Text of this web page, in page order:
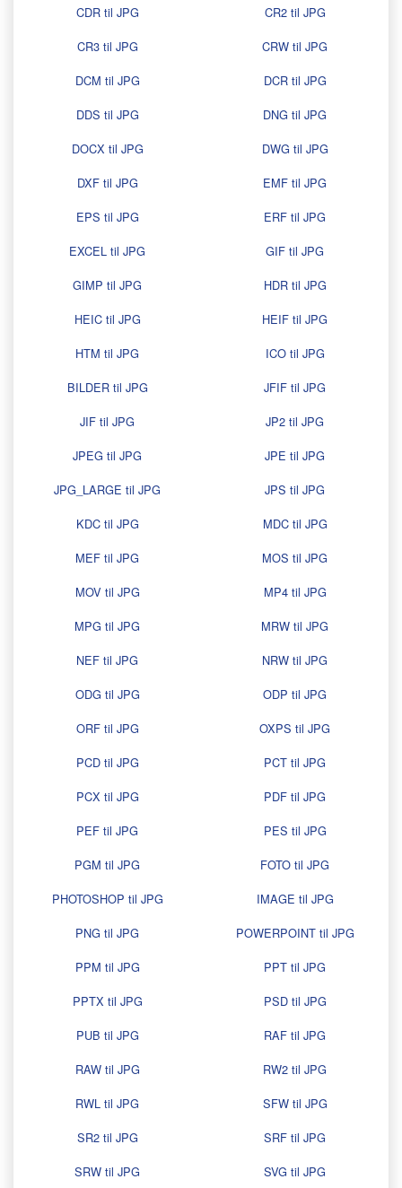
CDR til JPG
CR2 til JPG
CR3 til JPG
CRW til JPG
DCM til JPG
DCR til JPG
DDS til JPG
DNG til JPG
DOCX til JPG
DWG til JPG
DXF til JPG
EMF til JPG
EPS til JPG
ERF til JPG
EXCEL til JPG
GIF til JPG
GIMP til JPG
HDR til JPG
HEIC til JPG
HEIF til JPG
HTM til JPG
ICO til JPG
BILDER til JPG
JFIF til JPG
JIF til JPG
JP2 til JPG
JPEG til JPG
JPE til JPG
JPG_LARGE til JPG
JPS til JPG
KDC til JPG
MDC til JPG
MEF til JPG
MOS til JPG
MOV til JPG
MP4 til JPG
MPG til JPG
MRW til JPG
NEF til JPG
NRW til JPG
ODG til JPG
ODP til JPG
ORF til JPG
OXPS til JPG
PCD til JPG
PCT til JPG
PCX til JPG
PDF til JPG
PEF til JPG
PES til JPG
PGM til JPG
FOTO til JPG
PHOTOSHOP til JPG
IMAGE til JPG
PNG til JPG
POWERPOINT til JPG
PPM til JPG
PPT til JPG
PPTX til JPG
PSD til JPG
PUB til JPG
RAF til JPG
RAW til JPG
RW2 til JPG
RWL til JPG
SFW til JPG
SR2 til JPG
SRF til JPG
SRW til JPG
SVG til JPG